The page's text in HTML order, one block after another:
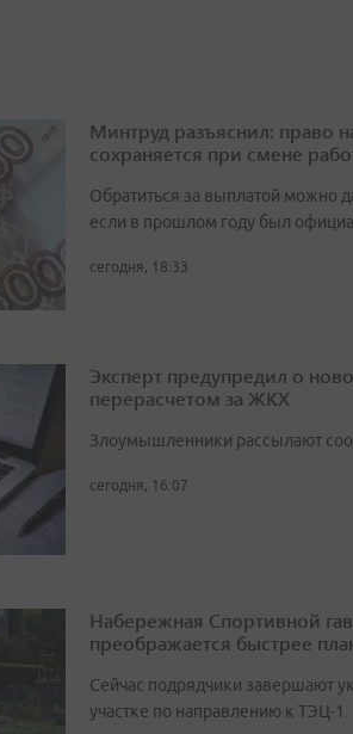
Минтруд разъяснил: право
сохраняется при смене
Обратиться за выплатой можно
если в прошлом году был
сегодня, 18:33
Эксперт предупредил о
перерасчетом за ЖКХ
Злоумышленники рассылают
сегодня, 16:07
Набережная Спортивной
преображается быстрее
Сейчас подрядчики завершают
участке по направлению к ТЭЦ-1